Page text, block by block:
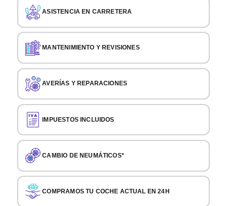
ASISTENCIA EN CARRETERA
MANTENIMIENTO Y REVISIONES
AVERÍAS Y REPARACIONES
IMPUESTOS INCLUIDOS
CAMBIO DE NEUMÁTICOS*
COMPRAMOS TU COCHE ACTUAL EN 24H